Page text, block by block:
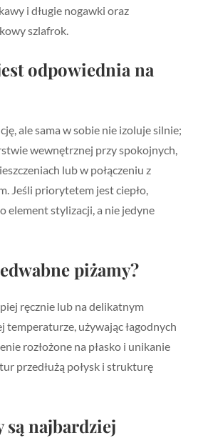
i długie nogawki oraz
szlafrok.
odpowiednia na
ale sama w sobie nie izoluje silnie;
wewnętrznej przy spokojnych,
lub w połączeniu z
Jeśli priorytetem jest ciepło,
element stylizacji, a nie jedyne
piżamy?
ręcznie lub na delikatnym
temperaturze, używając łagodnych
rozłożone na płasko i unikanie
przedłużą połysk i strukturę
są najbardziej